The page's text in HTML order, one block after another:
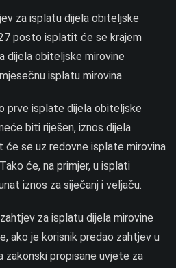
za isplatu dijela obiteljske
posto isplatit će se krajem
dijela obiteljske mirovine
isplatu mirovina.
prve isplate dijela obiteljske
biti riješen, iznos dijela
se uz redovne isplate mirovina
će, na primjer, u isplati
iznos za siječanj i veljaču.
za isplatu dijela mirovine
ako je korisnik predao zahtjev u
zakonski propisane uvjete za